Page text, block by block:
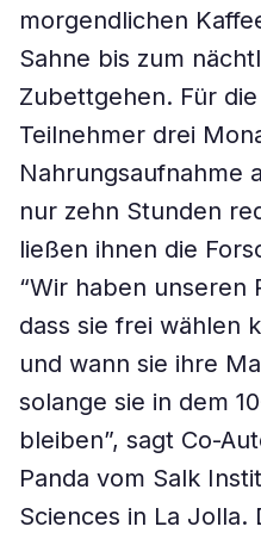
morgendlichen
Sahne bis zum
Zubettgehen. Für
Teilnehmer drei
Nahrungsaufnahme
nur zehn Stunden
ließen ihnen die
“Wir haben unseren
dass sie frei wählen
und wann sie ihre
solange sie in dem
bleiben”, sagt Co-
Panda vom Salk
Sciences in La Jolla.